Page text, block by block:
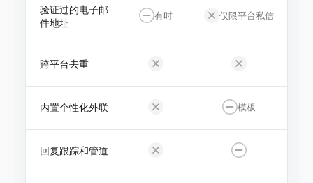
验证过的电子邮
件地址
有时 仅限平台私信
跨平台去重
内置个性化外联 模板
回复跟踪和管道